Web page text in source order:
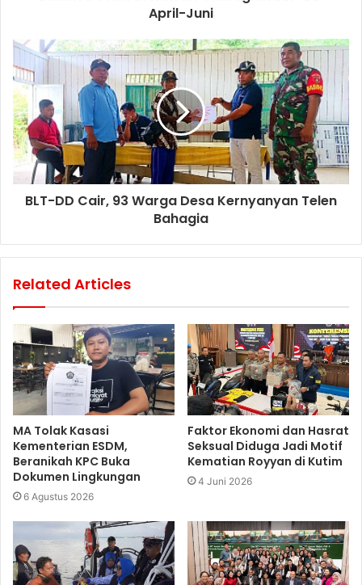
April-Juni
BLT-DD Cair, 93 Warga Desa Kernyanyan Telen
Bahagia
Related Articles
MA Tolak Kasasi
Kementerian ESDM,
Beranikah KPC Buka
Dokumen Lingkungan
6 Agustus 2026
Faktor Ekonomi dan Hasrat
Seksual Diduga Jadi Motif
Kematian Royyan di Kutim
4 Juni 2026